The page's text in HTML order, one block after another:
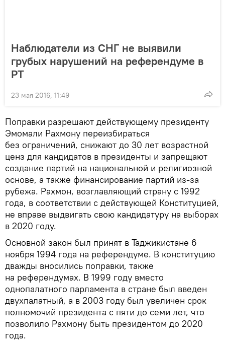
Наблюдатели из СНГ не выявили
грубых нарушений на референдуме в
РТ
23 мая 2016, 11:49
Поправки разрешают действующему президенту
Эмомали Рахмону переизбираться
без ограничений, снижают до 30 лет возрастной
ценз для кандидатов в президенты и запрещают
создание партий на национальной и религиозной
основе, а также финансирование партий из-за
рубежа. Рахмон, возглавляющий страну с 1992
года, в соответствии с действующей Конституцией,
не вправе выдвигать свою кандидатуру на выборах
в 2020 году.
Основной закон был принят в Таджикистане 6
ноября 1994 года на референдуме. В конституцию
дважды вносились поправки, также
на референдумах. В 1999 году вместо
однопалатного парламента в стране был введен
двухпалатный, а в 2003 году был увеличен срок
полномочий президента с пяти до семи лет, что
позволило Рахмону быть президентом до 2020
года.